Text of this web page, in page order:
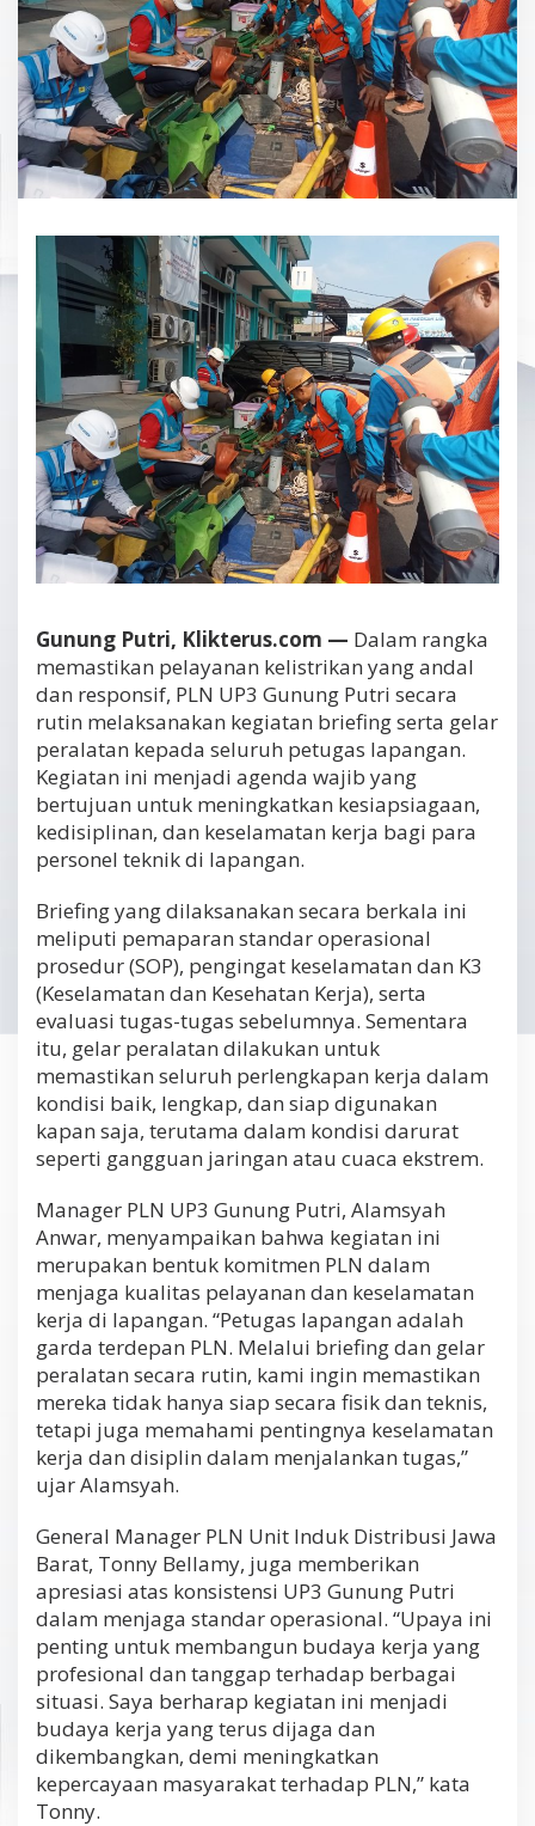
Gunung Putri, Klikterus.com — Dalam rangka
memastikan pelayanan kelistrikan yang andal
dan responsif, PLN UP3 Gunung Putri secara
rutin melaksanakan kegiatan briefing serta gelar
peralatan kepada seluruh petugas lapangan.
Kegiatan ini menjadi agenda wajib yang
bertujuan untuk meningkatkan kesiapsiagaan,
kedisiplinan, dan keselamatan kerja bagi para
personel teknik di lapangan.
Briefing yang dilaksanakan secara berkala ini
meliputi pemaparan standar operasional
prosedur (SOP), pengingat keselamatan dan K3
(Keselamatan dan Kesehatan Kerja), serta
evaluasi tugas-tugas sebelumnya. Sementara
itu, gelar peralatan dilakukan untuk
memastikan seluruh perlengkapan kerja dalam
kondisi baik, lengkap, dan siap digunakan
kapan saja, terutama dalam kondisi darurat
seperti gangguan jaringan atau cuaca ekstrem.
Manager PLN UP3 Gunung Putri, Alamsyah
Anwar, menyampaikan bahwa kegiatan ini
merupakan bentuk komitmen PLN dalam
menjaga kualitas pelayanan dan keselamatan
kerja di lapangan. “Petugas lapangan adalah
garda terdepan PLN. Melalui briefing dan gelar
peralatan secara rutin, kami ingin memastikan
mereka tidak hanya siap secara fisik dan teknis,
tetapi juga memahami pentingnya keselamatan
kerja dan disiplin dalam menjalankan tugas,”
ujar Alamsyah.
General Manager PLN Unit Induk Distribusi Jawa
Barat, Tonny Bellamy, juga memberikan
apresiasi atas konsistensi UP3 Gunung Putri
dalam menjaga standar operasional. “Upaya ini
penting untuk membangun budaya kerja yang
profesional dan tanggap terhadap berbagai
situasi. Saya berharap kegiatan ini menjadi
budaya kerja yang terus dijaga dan
dikembangkan, demi meningkatkan
kepercayaan masyarakat terhadap PLN,” kata
Tonny.